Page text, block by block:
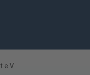
e.V.